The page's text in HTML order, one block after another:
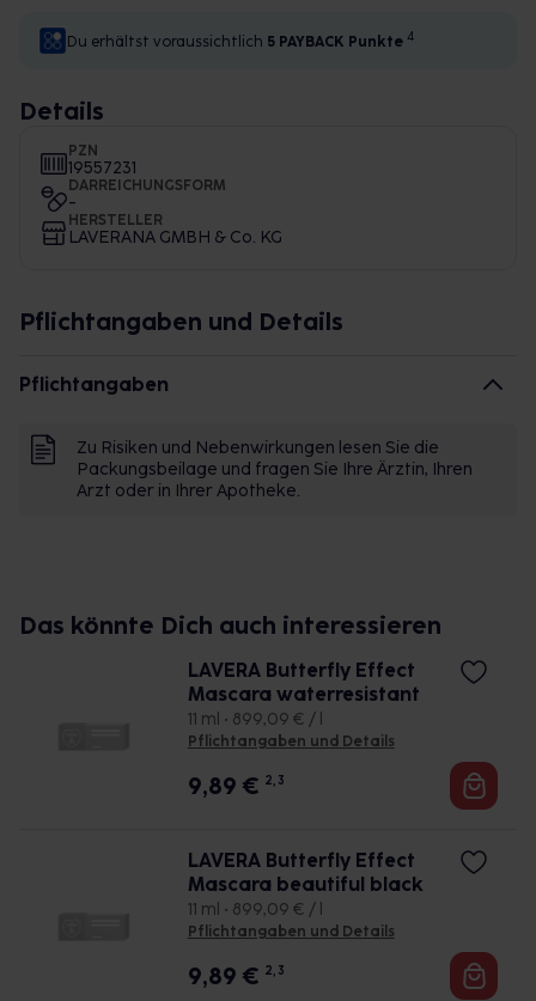
Du erhältst voraussichtlich 5 PAYBACK Punkte 4
Details
PZN
19557231
DARREICHUNGSFORM
-
HERSTELLER
LAVERANA GMBH & Co. KG
Pflichtangaben und Details
Pflichtangaben
Zu Risiken und Nebenwirkungen lesen Sie die
Packungsbeilage und fragen Sie Ihre Ärztin, Ihren
Arzt oder in Ihrer Apotheke.
Das könnte Dich auch interessieren
LAVERA Butterfly Effect
Mascara waterresistant
11 ml • 899,09 € / l
Pflichtangaben und Details
9,89 € 2, 3
LAVERA Butterfly Effect
Mascara beautiful black
11 ml • 899,09 € / l
Pflichtangaben und Details
9,89 € 2, 3